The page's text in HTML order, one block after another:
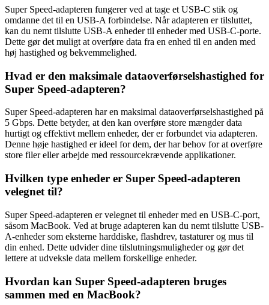
Super Speed-adapteren fungerer ved at tage et USB-C stik og
omdanne det til en USB-A forbindelse. Når adapteren er tilsluttet,
kan du nemt tilslutte USB-A enheder til enheder med USB-C-porte.
Dette gør det muligt at overføre data fra en enhed til en anden med
høj hastighed og bekvemmelighed.
Hvad er den maksimale dataoverførselshastighed for
Super Speed-adapteren?
Super Speed-adapteren har en maksimal dataoverførselshastighed på
5 Gbps. Dette betyder, at den kan overføre store mængder data
hurtigt og effektivt mellem enheder, der er forbundet via adapteren.
Denne høje hastighed er ideel for dem, der har behov for at overføre
store filer eller arbejde med ressourcekrævende applikationer.
Hvilken type enheder er Super Speed-adapteren
velegnet til?
Super Speed-adapteren er velegnet til enheder med en USB-C-port,
såsom MacBook. Ved at bruge adapteren kan du nemt tilslutte USB-
A-enheder som eksterne harddiske, flashdrev, tastaturer og mus til
din enhed. Dette udvider dine tilslutningsmuligheder og gør det
lettere at udveksle data mellem forskellige enheder.
Hvordan kan Super Speed-adapteren bruges
sammen med en MacBook?